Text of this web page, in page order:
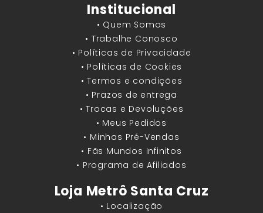
Institucional
• Quem Somos
• Trabalhe Conosco
• Políticas de Privacidade
• Políticas de Cookies
• Termos e condições
• Prazos de entrega
• Trocas e Devoluções
• Meus Pedidos
• Minhas Pré-Vendas
• Fãs Mundos Infinitos
• Programa de Afiliados
Loja Metrô Santa Cruz
• Localização